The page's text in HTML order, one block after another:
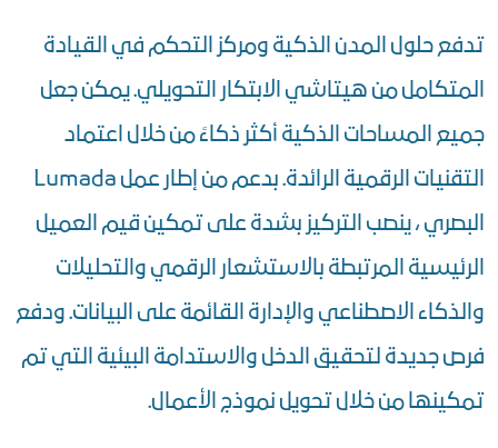
تدفع حلول المدن الذكية ومركز التحكم في القيادة
المتكامل من هيتاشي الابتكار التحويلي. يمكن جعل
جميع المساحات الذكية أكثر ذكاءً من خلال اعتماد
التقنيات الرقمية الرائدة. بدعم من إطار عمل Lumada
البصري ، ينصب التركيز بشدة على تمكين قيم العميل
الرئيسية المرتبطة بالاستشعار الرقمي والتحليلات
والذكاء الاصطناعي والإدارة القائمة على البيانات. ودفع
فرص جديدة لتحقيق الدخل والاستدامة البيئية التي تم
تمكينها من خلال تحويل نموذج الأعمال.